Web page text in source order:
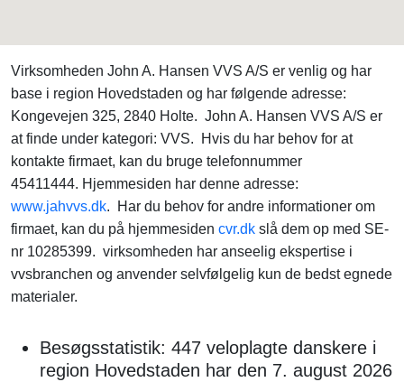
Virksomheden John A. Hansen VVS A/S er venlig og har
base i region Hovedstaden og har følgende adresse:
Kongevejen 325, 2840 Holte. John A. Hansen VVS A/S er
at finde under kategori: VVS. Hvis du har behov for at
kontakte firmaet, kan du bruge telefonnummer
45411444. Hjemmesiden har denne adresse:
www.jahvvs.dk. Har du behov for andre informationer om
firmaet, kan du på hjemmesiden cvr.dk slå dem op med SE-
nr 10285399. virksomheden har anseelig ekspertise i
vvsbranchen og anvender selvfølgelig kun de bedst egnede
materialer.
Besøgsstatistik: 447 veloplagte danskere i
region Hovedstaden har den 7. august 2026